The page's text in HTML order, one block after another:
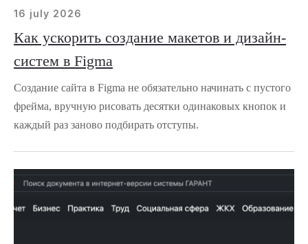
16 july 2026
Как ускорить создание макетов и дизайн-
систем в Figma
Создание сайта в Figma не обязательно начинать с пустого
фрейма, вручную рисовать десятки одинаковых кнопок и
каждый раз заново подбирать отступы.